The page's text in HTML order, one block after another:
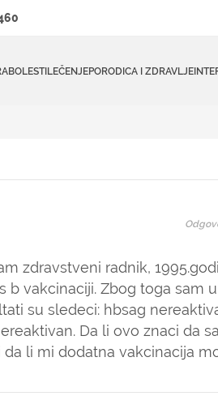
BOLESTILEČENJEPORODICA I ZDRAVLJE
zdravstveni radnik,
vakcinaciji. Zbog toga sam
su sledeci: hbsag
Da li ovo znaci da
li mi dodatna vakcinacija